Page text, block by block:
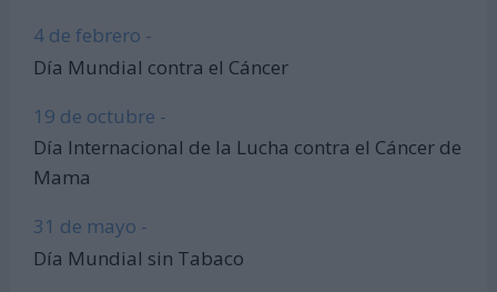
4 de febrero -
Día Mundial contra el Cáncer
19 de octubre -
Día Internacional de la Lucha contra el Cáncer de
Mama
31 de mayo -
Día Mundial sin Tabaco